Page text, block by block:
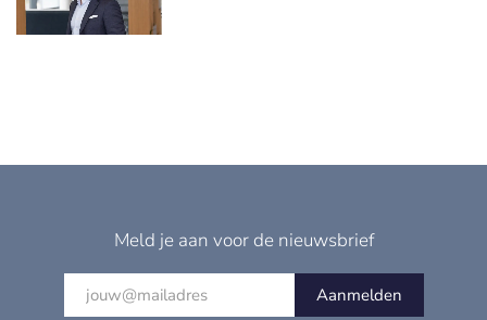
Meld je aan voor de nieuwsbrief
Aanmelden